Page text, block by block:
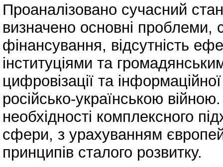
Проаналізовано сучасний стан
визначено основні проблеми,
фінансування, відсутність
інституціями та
цифровізації та
російсько-українською
необхідності комплексного
сфери, з урахуванням
принципів сталого розвитку.